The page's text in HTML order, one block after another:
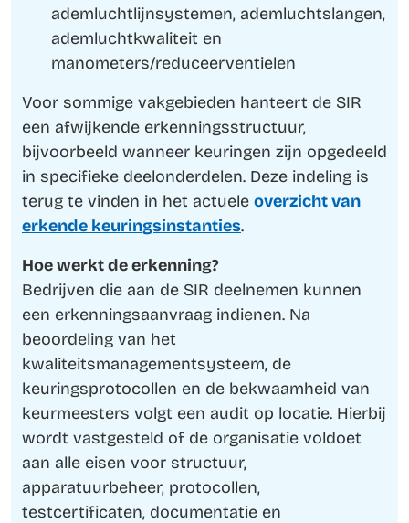
ademluchtlijnsystemen, ademluchtslangen,
ademluchtkwaliteit en
manometers/reduceerventielen
Voor sommige vakgebieden hanteert de SIR
een afwijkende erkenningsstructuur,
bijvoorbeeld wanneer keuringen zijn opgedeeld
in specifieke deelonderdelen. Deze indeling is
terug te vinden in het actuele overzicht van
erkende keuringsinstanties.
Hoe werkt de erkenning?
Bedrijven die aan de SIR deelnemen kunnen
een erkenningsaanvraag indienen. Na
beoordeling van het
kwaliteitsmanagementsysteem, de
keuringsprotocollen en de bekwaamheid van
keurmeesters volgt een audit op locatie. Hierbij
wordt vastgesteld of de organisatie voldoet
aan alle eisen voor structuur,
apparatuurbeheer, protocollen,
testcertificaten, documentatie en